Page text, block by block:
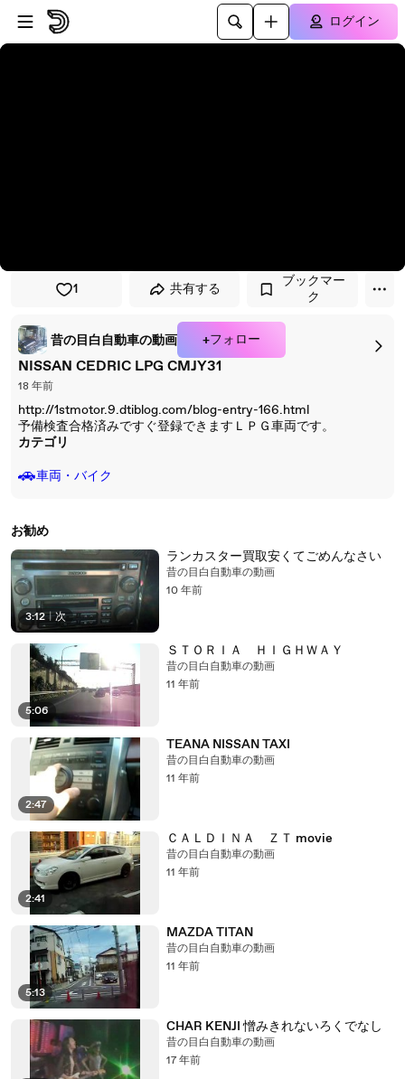
プレイヤーにスキップ
メインコンテンツにスキップ
ログイン
1 共有する
ブックマー
ク
昔の目白自動車の動画 +フォロー
NISSAN CEDRIC LPG CMJY31
18 年前
http://1stmotor.9.dtiblog.com/blog-entry-166.html
予備検査合格済みですぐ登録できますＬＰＧ車両です。
カテゴリ
🚗車両・バイク
お勧め
3:12 | 次
ランカスター買取安くてごめんなさい
昔の目白自動車の動画
10 年前
5:06
ＳＴＯＲＩＡ ＨＩＧＨＷＡＹ
昔の目白自動車の動画
11 年前
2:47
TEANA NISSAN TAXI
昔の目白自動車の動画
11 年前
2:41
ＣＡＬＤＩＮＡ ＺＴ movie
昔の目白自動車の動画
11 年前
5:13
MAZDA TITAN
昔の目白自動車の動画
11 年前
CHAR KENJI 憎みきれないろくでなし
昔の目白自動車の動画
17 年前